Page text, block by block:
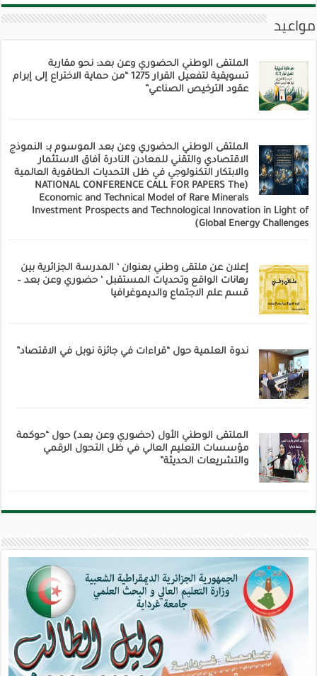
مواعيد
الملتقى الوطني الحضوري وعن بعد: نحو مقاربة
تسويقية لتفعيل القرار 1275 “من حماية الاختراع إلى إبرام
عقود الترخيص الصناعي”
الملتقى الوطني الحضوري وعن بعد الموسوم بـ: النموذج
الاقتصادي والتقني للمعادن النادرة آفاق الاستثمار
والابتكار التكنولوجي في ظل التحديات الطاقوية العالمية
(NATIONAL CONFERENCE CALL FOR PAPERS The
Economic and Technical Model of Rare Minerals
Investment Prospects and Technological Innovation in Light of
Global Energy Challenges)
إعلان عن ملتقى وطني بعنوان ‘ المدرسة الجزائرية بين
رهانات الواقع وتحديات المستقبل ‘ حضوري وعن بعد –
قسم علم الاجتماع والديموغرافيا
ندوة العلمية حول “قراءات في جائزة نوبل في الاقتصاد”
الملتقى الوطني الأول (حضوري وعن بعد) حول “حوكمة
مؤسسات التعليم العالي في ظل التحول الرقمي
والتشريعات الحديثة”